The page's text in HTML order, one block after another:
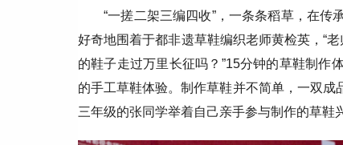
“一搓二架三编四收”，一条条稻草，在
好奇地围着于都非遗草鞋编织老师黄检英，“
的鞋子走过万里长征吗？”15分钟的草鞋制作
的手工草鞋体验。制作草鞋并不简单，一双
三年级的张同学举着自己亲手参与制作的草鞋